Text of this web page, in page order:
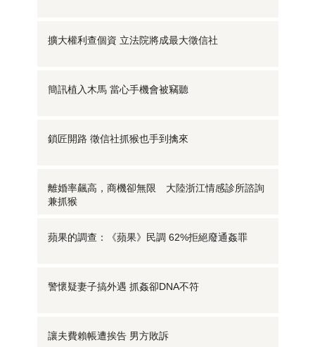
擴大權利查個資 立法院將成最大徵信社
簡訊植入木馬 當心手機會被竊聽
鎖匠開路 徵信社抓猴也手到擒來
離婚率飆高，商機卻無限 大陸浙江情感診所諮詢
兼抓猴
蘋果的調查：《蘋果》民調 62%拒絕廢通姦罪
警懷疑妻子搞外遇 抓姦卻DNA不符
讓夫費賴帳遭挨告 男方敗訴